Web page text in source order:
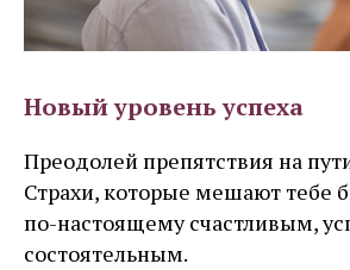
Новый уровень успеха
Преодолей препятствия на
Страхи, которые мешают тебе
по-настоящему счастливым,
состоятельным.